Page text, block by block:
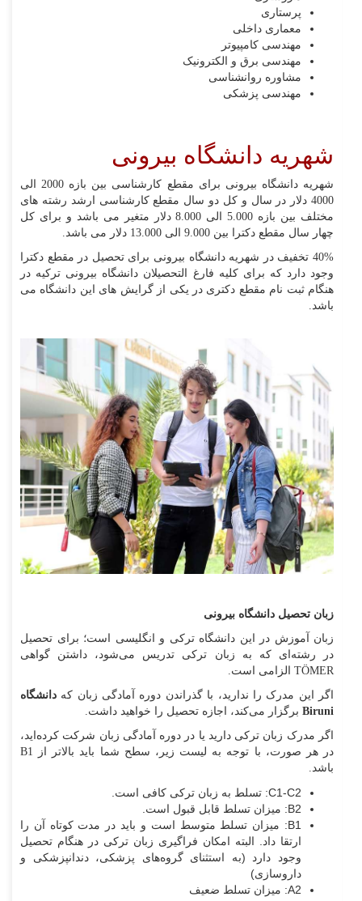
پرستاری
معماری داخلی
مهندسی کامپیوتر
مهندسی برق و الکترونیک
مشاوره روانشناسی
مهندسی پزشکی
شهریه دانشگاه بیرونی
شهریه دانشگاه بیرونی برای مقطع کارشناسی بین بازه 2000 الی
4000 دلار در سال و کل دو سال مقطع کارشناسی ارشد رشته های
مختلف بین بازه 5.000 الی 8.000 دلار متغیر می باشد و برای کل
چهار سال مقطع دکترا بین 9.000 الی 13.000 دلار می باشد.
40% تخفیف در شهریه دانشگاه بیرونی برای تحصیل در مقطع دکترا
وجود دارد که برای کلیه فارغ التحصیلان دانشگاه بیرونی ترکیه در
هنگام ثبت نام مقطع دکتری در یکی از گرایش های این دانشگاه می
باشد.
زبان تحصیل دانشگاه بیرونی
زبان آموزش در این دانشگاه ترکی و انگلیسی است؛ برای تحصیل
در رشته‌ای که به زبان ترکی تدریس می‌شود، داشتن گواهی
TÖMER الزامی است.
اگر این مدرک را ندارید، با گذراندن دوره آمادگی زبان که دانشگاه
Biruni برگزار می‌کند، اجازه تحصیل را خواهید داشت.
اگر مدرک زبان ترکی دارید یا در دوره آمادگی زبان شرکت کرده‌اید،
در هر صورت، با توجه به لیست زیر، سطح شما باید بالاتر از B1
باشد.
C1-C2: تسلط به زبان ترکی کافی است.
B2: میزان تسلط قابل قبول است.
B1: میزان تسلط متوسط است و باید در مدت کوتاه آن را
ارتقا داد. البته امکان فراگیری زبان ترکی در هنگام تحصیل
وجود دارد (به استثنای گروه‌های پزشکی، دندانپزشکی و
داروسازی)
A2: میزان تسلط ضعیف